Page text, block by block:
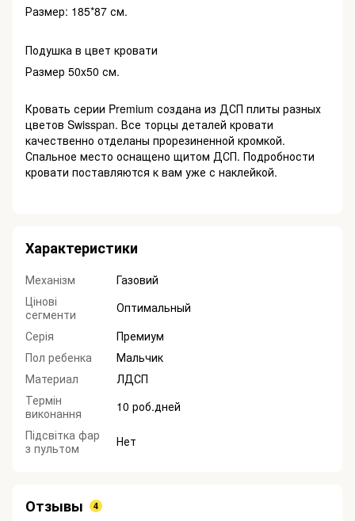
Размер: 185*87 см.
Подушка в цвет кровати
Размер 50x50 см.
Кровать серии Premium создана из ДСП плиты разных
цветов Swisspan. Все торцы деталей кровати
качественно отделаны прорезиненной кромкой.
Спальное место оснащено щитом ДСП. Подробности
кровати поставляются к вам уже с наклейкой.
Характеристики
Механізм
Газовий
Цінові
сегменти
Оптимальный
Серія
Премиум
Пол ребенка
Мальчик
Материал
ЛДСП
Термін
виконання
10 роб.дней
Підсвітка фар
з пультом
Нет
Отзывы 4